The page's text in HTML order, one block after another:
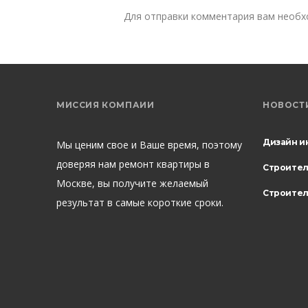
Для отправки комментария вам
МИССИЯ КОМПАИИ
Мы ценим свое и Ваше время, поэтому
доверяя нам ремонт квартиры в
Москве, вы получите желаемый
результат в самые короткие сроки.
Дизайн